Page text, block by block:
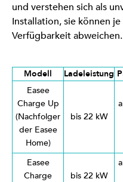
und verstehen sich als
Installation, sie können
Verfügbarkeit abweichen.
Modell Ladeleistung
Easee
Charge Up
(Nachfolger
der Easee
Home)
bis 22 kW
Easee
Charge
bis 22 kW